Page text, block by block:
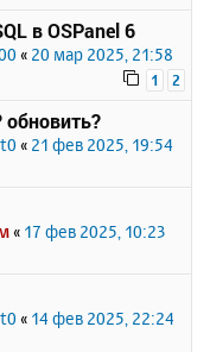
в OSPanel 6
« 20 мар 2025, 21:58
1 2
обновить?
« 21 фев 2025, 19:54
« 17 фев 2025, 10:23
« 14 фев 2025, 22:24